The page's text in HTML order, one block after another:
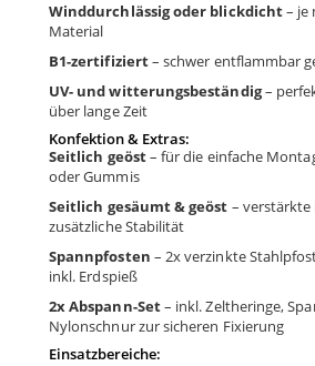
Winddurchlässig oder blickdicht– je
Material
B1-zertifiziert– schwer entflammbar
UV- und witterungsbeständig–
über lange Zeit
Konfektion & Extras:
Seitlich geöst– für die einfache
oder Gummis
Seitlich gesäumt & geöst –
zusätzliche Stabilität
Spannpfosten – 2x verzinkte
inkl. Erdspieß
2x Abspann-Set– inkl. Zeltheringe,
Nylonschnur zur sicheren Fixierung
Einsatzbereiche: